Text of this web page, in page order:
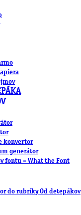
konvertor
generátor
fontu – What the Font
do rubriky Od detepákov